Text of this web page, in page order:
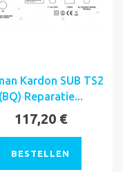
Kardon SUB TS2
(BQ) Reparatie...
117,20 €
BESTELLEN